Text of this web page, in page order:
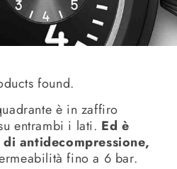
found.
è in zaffiro
entrambi i lati. Ed è
antidecompressione,
fino a 6 bar.